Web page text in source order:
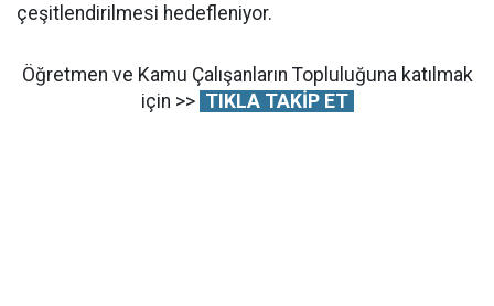
çeşitlendirilmesi hedefleniyor.
Öğretmen ve Kamu Çalışanların Topluluğuna katılmak
için >> TIKLA TAKİP ET